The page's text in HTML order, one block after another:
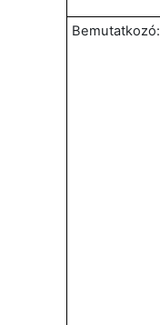
Bemutatkozó: